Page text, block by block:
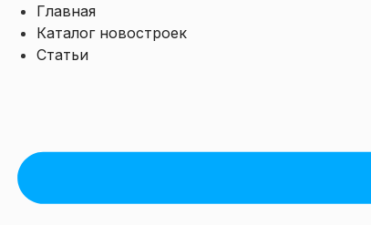
Перейти
содержимому
Главная
Каталог новостроек
Статьи